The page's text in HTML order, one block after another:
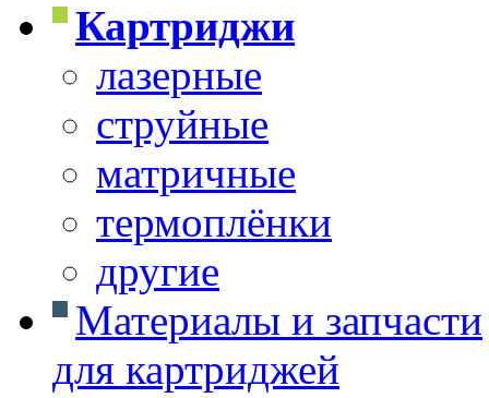
Картриджи
лазерные
струйные
матричные
термоплёнки
другие
Материалы и запчасти
для картриджей